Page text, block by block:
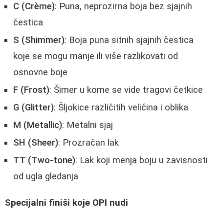
C (Crème): Puna, neprozirna boja bez sjajnih
čestica
S (Shimmer): Boja puna sitnih sjajnih čestica
koje se mogu manje ili više razlikovati od
osnovne boje
F (Frost): Šimer u kome se vide tragovi četkice
G (Glitter): Šljokice različitih veličina i oblika
M (Metallic): Metalni sjaj
SH (Sheer): Prozračan lak
TT (Two-tone): Lak koji menja boju u zavisnosti
od ugla gledanja
Specijalni finiši koje OPI nudi